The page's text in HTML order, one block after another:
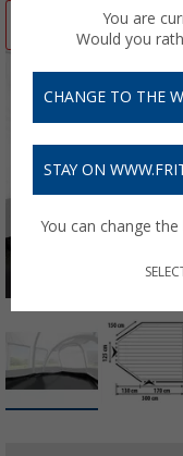
You are
Would you
CHANGE TO THE
STAY ON
You can change